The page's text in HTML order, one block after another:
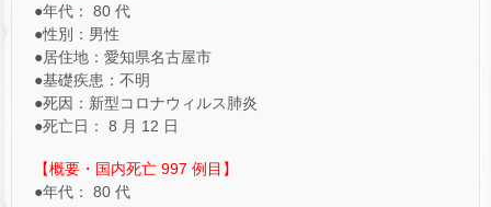
●年代： 80 代
●性別：男性
●居住地：愛知県名古屋市
●基礎疾患：不明
●死因：新型コロナウィルス肺炎
●死亡日： 8 月 12 日
【概要・国内死亡 997 例目】
●年代： 80 代